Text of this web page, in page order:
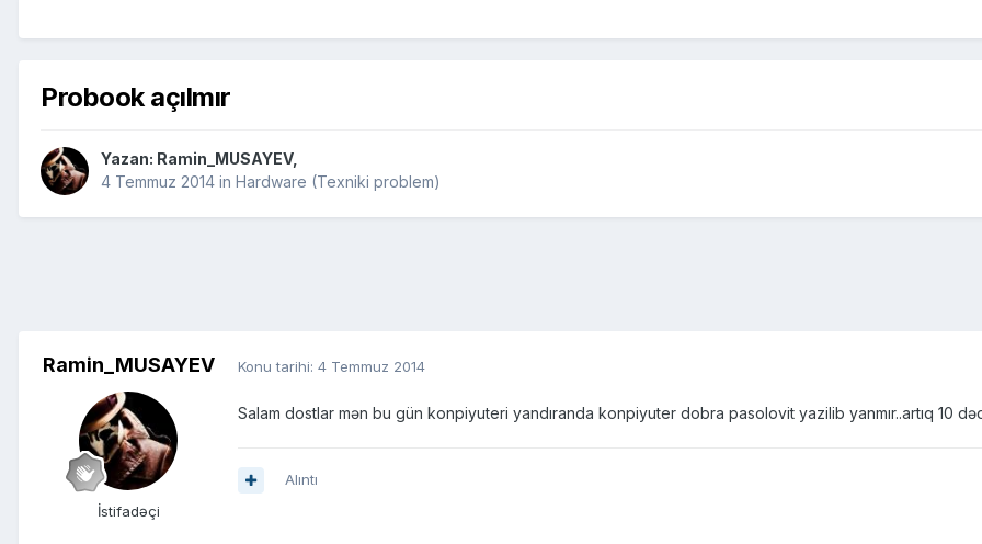
Probook açılmır
Yazan: Ramin_MUSAYEV,
4 Temmuz 2014 in Hardware (Texniki problem)
Ramin_MUSAYEV
İstifadəçi
Konu tarihi: 4 Temmuz 2014
Salam dostlar mən bu gün konpiyuteri yandıranda konpiyuter dobra pasolovit yazilib yanmır..artıq 10
Alıntı